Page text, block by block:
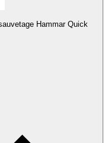
Hammar Quick